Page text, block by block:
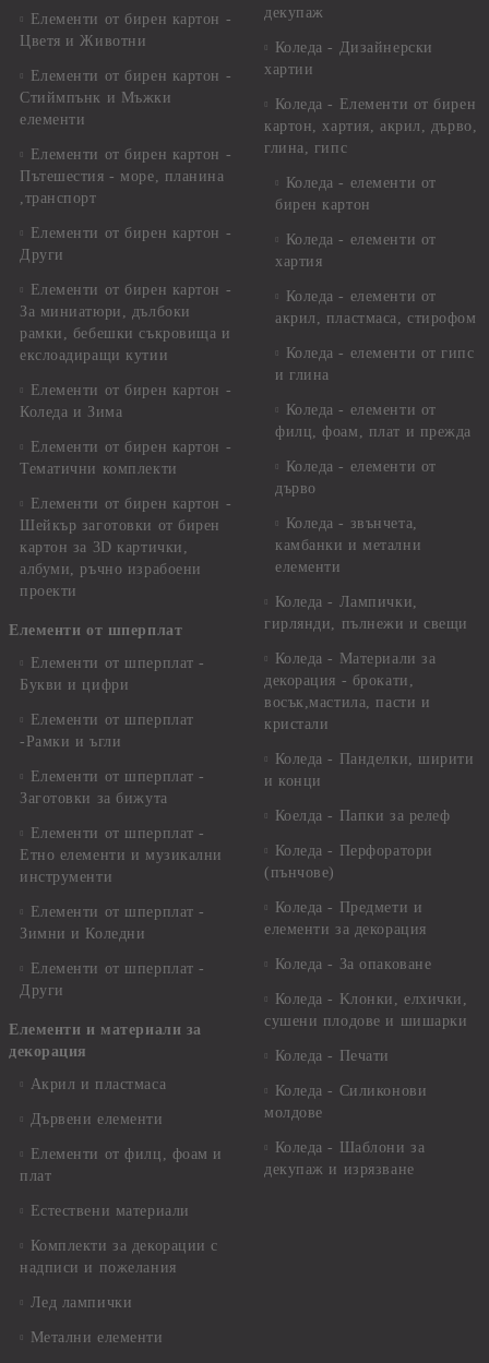
Елементи от бирен картон -
Цветя и Животни
Елементи от бирен картон -
Стиймпънк и Мъжки
елементи
Елементи от бирен картон -
Пътешестия - море, планина
,транспорт
Елементи от бирен картон -
Други
Елементи от бирен картон -
За миниатюри, дълбоки
рамки, бебешки съкровища и
екслоадиращи кутии
Елементи от бирен картон -
Коледа и Зима
Елементи от бирен картон -
Тематични комплекти
Елементи от бирен картон -
Шейкър заготовки от бирен
картон за 3D картички,
албуми, ръчно израбоени
проекти
Елементи от шперплат
Елементи от шперплат -
Букви и цифри
Елементи от шперплат
-Рамки и ъгли
Елементи от шперплат -
Заготовки за бижута
Елементи от шперплат -
Етно елементи и музикални
инструменти
Елементи от шперплат -
Зимни и Коледни
Елементи от шперплат -
Други
Елементи и материали за
декорация
Акрил и пластмаса
Дървени елементи
Елементи от филц, фоам и
плат
Естествени материали
Комплекти за декорации с
надписи и пожелания
Лед лампички
Метални елементи
декупаж
Коледа - Дизайнерски
хартии
Коледа - Eлементи от бирен
картон, хартия, акрил, дърво,
глина, гипс
Коледа - елементи от
бирен картон
Коледа - елементи от
хартия
Коледа - елементи от
акрил, пластмаса, стирофом
Коледа - елементи от гипс
и глина
Коледа - елементи от
филц, фоам, плат и прежда
Коледа - елементи от
дърво
Коледа - звънчета,
камбанки и метални
елементи
Коледа - Лампички,
гирлянди, пълнежи и свещи
Коледа - Материали за
декорация - брокати,
восък,мастила, пасти и
кристали
Коледа - Панделки, ширити
и конци
Коелда - Папки за релеф
Коледа - Перфоратори
(пънчове)
Коледа - Предмети и
елементи за декорация
Коледа - За опаковане
Коледа - Kлонки, елхички,
сушени плодове и шишарки
Коледа - Печати
Коледа - Силиконови
молдове
Коледа - Шаблони за
декупаж и изрязване